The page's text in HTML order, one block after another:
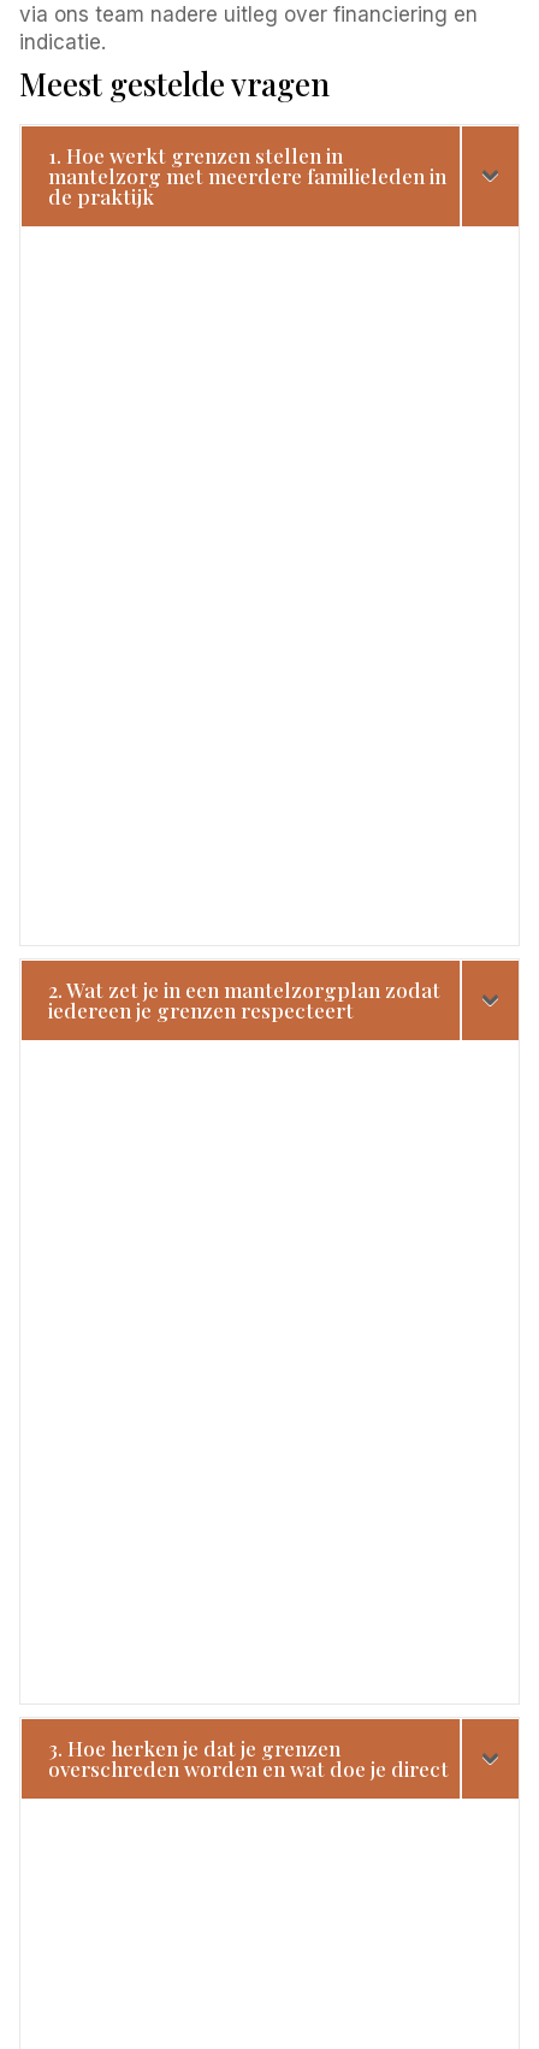
via ons team nadere uitleg over financiering en
indicatie.
Meest gestelde vragen
1. Hoe werkt grenzen stellen in
mantelzorg met meerdere familieleden in
de praktijk
2. Wat zet je in een mantelzorgplan zodat
iedereen je grenzen respecteert
3. Hoe herken je dat je grenzen
overschreden worden en wat doe je direct